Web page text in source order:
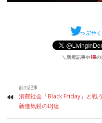
＼新着記事や の
前の記事
消費社会「Black Friday」と戦う
新進気鋭のDJ達